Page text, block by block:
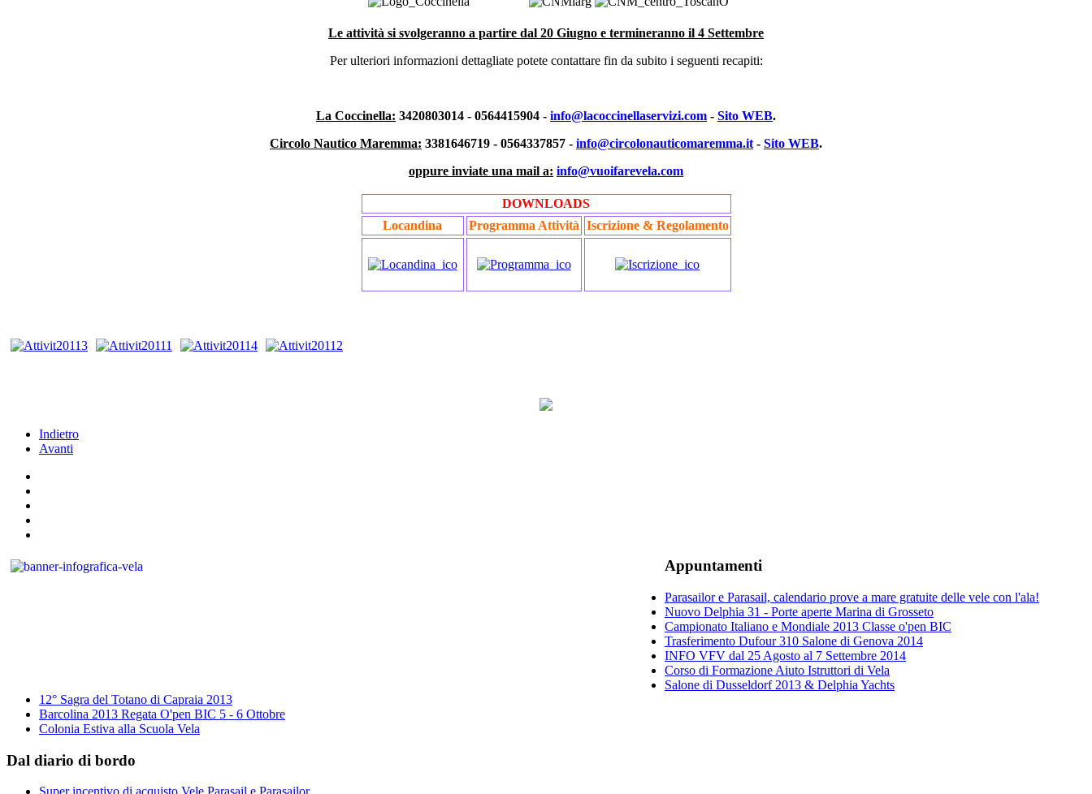
Le attività si svolgeranno a partire dal 20 Giugno e termineranno il 4 Settembre
Per ulteriori informazioni dettagliate potete contattare fin da subito i seguenti recapiti:
La Coccinella: 3420803014 - 0564415904 - info@lacoccinellaservizi.com - Sito WEB.
Circolo Nautico Maremma: 3381646719 - 0564337857 - info@circolonauticomaremma.it - Sito WEB.
oppure inviate una mail a: info@vuoifarevela.com
DOWNLOADS
Locandina
Programma Attività Iscrizione & Regolamento
Indietro
Avanti
Appuntamenti
Parasailor e Parasail, calendario prove a mare gratuite delle vele con l'ala!
Nuovo Delphia 31 - Porte aperte Marina di Grosseto
Campionato Italiano e Mondiale 2013 Classe o'pen BIC
Trasferimento Dufour 310 Salone di Genova 2014
INFO VFV dal 25 Agosto al 7 Settembre 2014
Corso di Formazione Aiuto Istruttori di Vela
Salone di Dusseldorf 2013 & Delphia Yachts
12° Sagra del Totano di Capraia 2013
Barcolina 2013 Regata O'pen BIC 5 - 6 Ottobre
Colonia Estiva alla Scuola Vela
Dal diario di bordo